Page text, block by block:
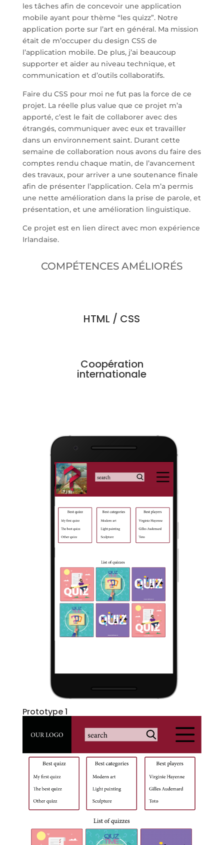
les tâches afin de concevoir une application
mobile ayant pour thème “les quizz”. Notre
application porte sur l’art en général. Ma mission
était de m’occuper du design CSS de
l’application mobile. De plus, j’ai beaucoup
supporter et aider au niveau technique, et
communication et d’outils collaboratifs.
Faire du CSS pour moi ne fut pas la force de ce
projet. La réelle plus value que ce projet m’a
apporté, c’est le fait de collaborer avec des
étrangés, communiquer avec eux et travailler
dans un environnement saint. Durant cette
semaine de collaboration nous avons du faire des
comptes rendu chaque matin, de l’avancement
des travaux, pour arriver a une soutenance finale
afin de présenter l’application. Cela m’a permis
une nette amélioration dans la prise de parole, et
présentation, et une amélioration linguistique.
Ce projet est en lien direct avec mon expérience
Irlandaise.
COMPÉTENCES AMÉLIORÉS
HTML / CSS
Coopération
internationale
Prototype 1